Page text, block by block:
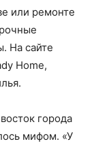
или ремонте
На сайте
Home,
города
мифом. «У